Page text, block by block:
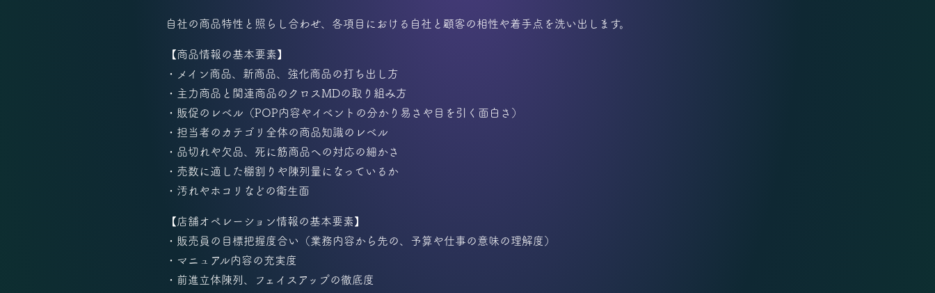
自社の商品特性と照らし合わせ、各項目における自社と顧客の相性や着手点を洗い出します。
【商品情報の基本要素】
・メイン商品、新商品、強化商品の打ち出し方
・主力商品と関連商品のクロスMDの取り組み方
・販促のレベル（POP内容やイベントの分かり易さや目を引く面白さ）
・担当者のカテゴリ全体の商品知識のレベル
・品切れや欠品、死に筋商品への対応の細かさ
・売数に適した棚割りや陳列量になっているか
・汚れやホコリなどの衛生面
【店舗オペレーション情報の基本要素】
・販売員の目標把握度合い（業務内容から先の、予算や仕事の意味の理解度）
・マニュアル内容の充実度
・前進立体陳列、フェイスアップの徹底度